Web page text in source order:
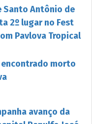
Santo Antônio de
2º lugar no Fest
Pavlova Tropical
encontrado morto
avanço da